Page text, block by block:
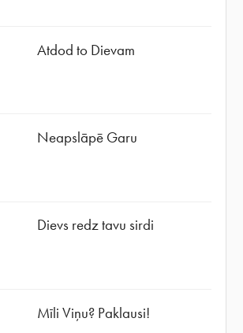
Atdod to Dievam
Neapslāpē Garu
Dievs redz tavu sirdi
Mīli Viņu? Paklausi!